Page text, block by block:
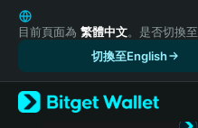
English
日本語
Русский
Español (Latinoamérica)
Türkçe
目前頁面為 繁體中文。是否切換至
切換至English